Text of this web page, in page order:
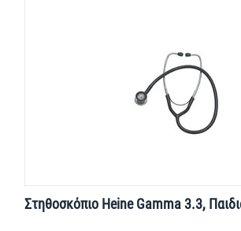
Στηθοσκόπιο Heine Gamma 3.3,